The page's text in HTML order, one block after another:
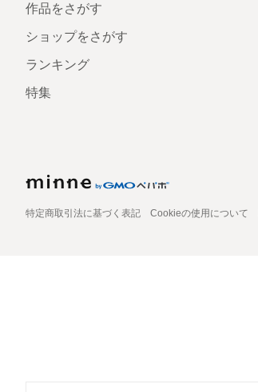
作品をさがす
ショップをさがす
ランキング
特集
特定商取引法に基づく表記 Cookieの使用について